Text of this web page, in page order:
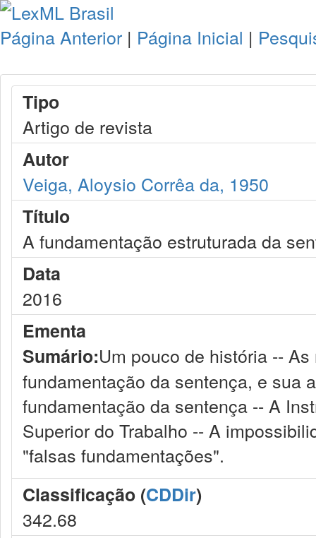
Página Anterior | Página Inicial |
Tipo
Artigo de revista
Autor
Veiga, Aloysio Corrêa da, 1950
Título
A fundamentação estruturada da
Data
2016
Ementa
Sumário:Um pouco de história --
fundamentação da sentença, e sua
fundamentação da sentença -- A
Superior do Trabalho -- A
"falsas fundamentações".
Classificação (CDDir)
342.68